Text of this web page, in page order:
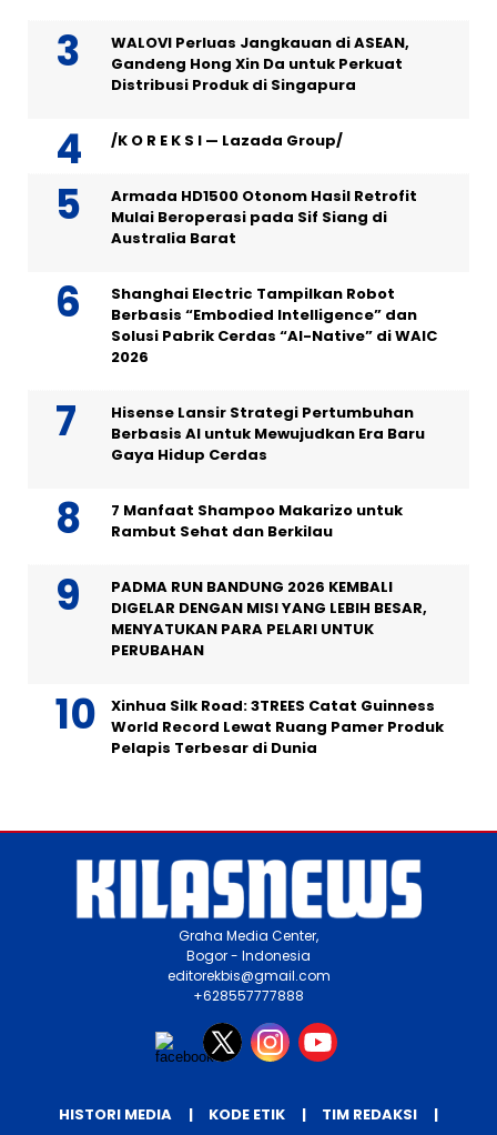
WALOVI Perluas Jangkauan di ASEAN,
Gandeng Hong Xin Da untuk Perkuat
Distribusi Produk di Singapura
/K O R E K S I — Lazada Group/
Armada HD1500 Otonom Hasil Retrofit
Mulai Beroperasi pada Sif Siang di
Australia Barat
Shanghai Electric Tampilkan Robot
Berbasis “Embodied Intelligence” dan
Solusi Pabrik Cerdas “AI-Native” di WAIC
2026
Hisense Lansir Strategi Pertumbuhan
Berbasis AI untuk Mewujudkan Era Baru
Gaya Hidup Cerdas
7 Manfaat Shampoo Makarizo untuk
Rambut Sehat dan Berkilau
PADMA RUN BANDUNG 2026 KEMBALI
DIGELAR DENGAN MISI YANG LEBIH BESAR,
MENYATUKAN PARA PELARI UNTUK
PERUBAHAN
Xinhua Silk Road: 3TREES Catat Guinness
World Record Lewat Ruang Pamer Produk
Pelapis Terbesar di Dunia
Graha Media Center,
Bogor - Indonesia
editorekbis@gmail.com
+628557777888
HISTORI MEDIA KODE ETIK TIM REDAKSI